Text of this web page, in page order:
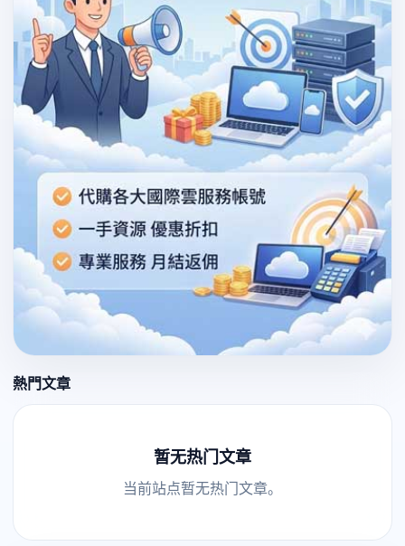
熱門文章
暂无热门文章
当前站点暂无热门文章。